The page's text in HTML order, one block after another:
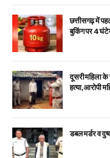
छत्तीसगढ़ में
बुकिंग पर 4 घंटे
दूसरी महिला के
हत्या, आरोपी
डबल मर्डर व